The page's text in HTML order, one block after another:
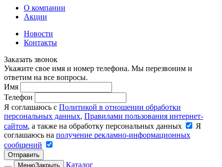
О компании
Акции
Новости
Контакты
Заказать звонок
Укажите свое имя и номер телефона. Мы перезвоним и
ответим на все вопросы.
Имя
Телефон
Я соглашаюсь с Политикой в отношении обработки
персональных данных, Правилами пользования интернет-
сайтом, а также на обработку персональных данных
Я
соглашаюсь на получение рекламно-информационных
сообщений
Отправить
МенюЗакрыть Каталог